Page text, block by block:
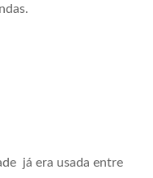
já era usada entre